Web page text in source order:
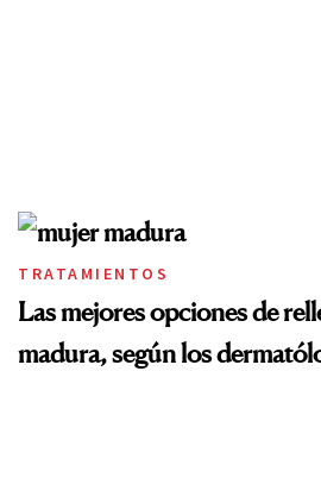
TRATAMIENTOS
Las mejores opciones de
madura, según los